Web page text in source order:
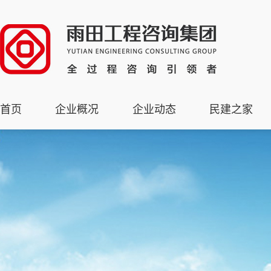
首页 企业概况 企业动态 民建之家